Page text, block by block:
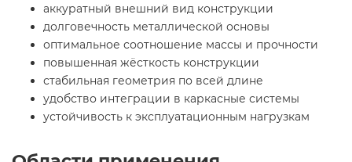
аккуратный внешний вид конструкции
долговечность металлической основы
оптимальное соотношение массы и прочности
повышенная жёсткость конструкции
стабильная геометрия по всей длине
удобство интеграции в каркасные системы
устойчивость к эксплуатационным нагрузкам